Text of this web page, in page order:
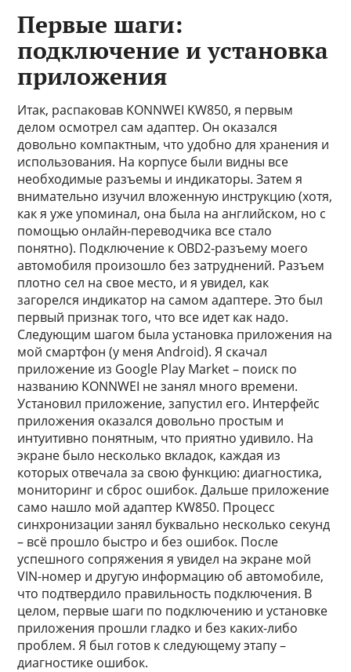
Первые шаги:
подключение и установка
приложения
Итак, распаковав KONNWEI KW850, я первым
делом осмотрел сам адаптер. Он оказался
довольно компактным, что удобно для хранения и
использования. На корпусе были видны все
необходимые разъемы и индикаторы. Затем я
внимательно изучил вложенную инструкцию (хотя,
как я уже упоминал, она была на английском, но с
помощью онлайн-переводчика все стало
понятно). Подключение к OBD2-разъему моего
автомобиля произошло без затруднений. Разъем
плотно сел на свое место, и я увидел, как
загорелся индикатор на самом адаптере. Это был
первый признак того, что все идет как надо.
Следующим шагом была установка приложения на
мой смартфон (у меня Android). Я скачал
приложение из Google Play Market – поиск по
названию KONNWEI не занял много времени.
Установил приложение, запустил его. Интерфейс
приложения оказался довольно простым и
интуитивно понятным, что приятно удивило. На
экране было несколько вкладок, каждая из
которых отвечала за свою функцию: диагностика,
мониторинг и сброс ошибок. Дальше приложение
само нашло мой адаптер KW850. Процесс
синхронизации занял буквально несколько секунд
– всё прошло быстро и без ошибок. После
успешного сопряжения я увидел на экране мой
VIN-номер и другую информацию об автомобиле,
что подтвердило правильность подключения. В
целом, первые шаги по подключению и установке
приложения прошли гладко и без каких-либо
проблем. Я был готов к следующему этапу –
диагностике ошибок.